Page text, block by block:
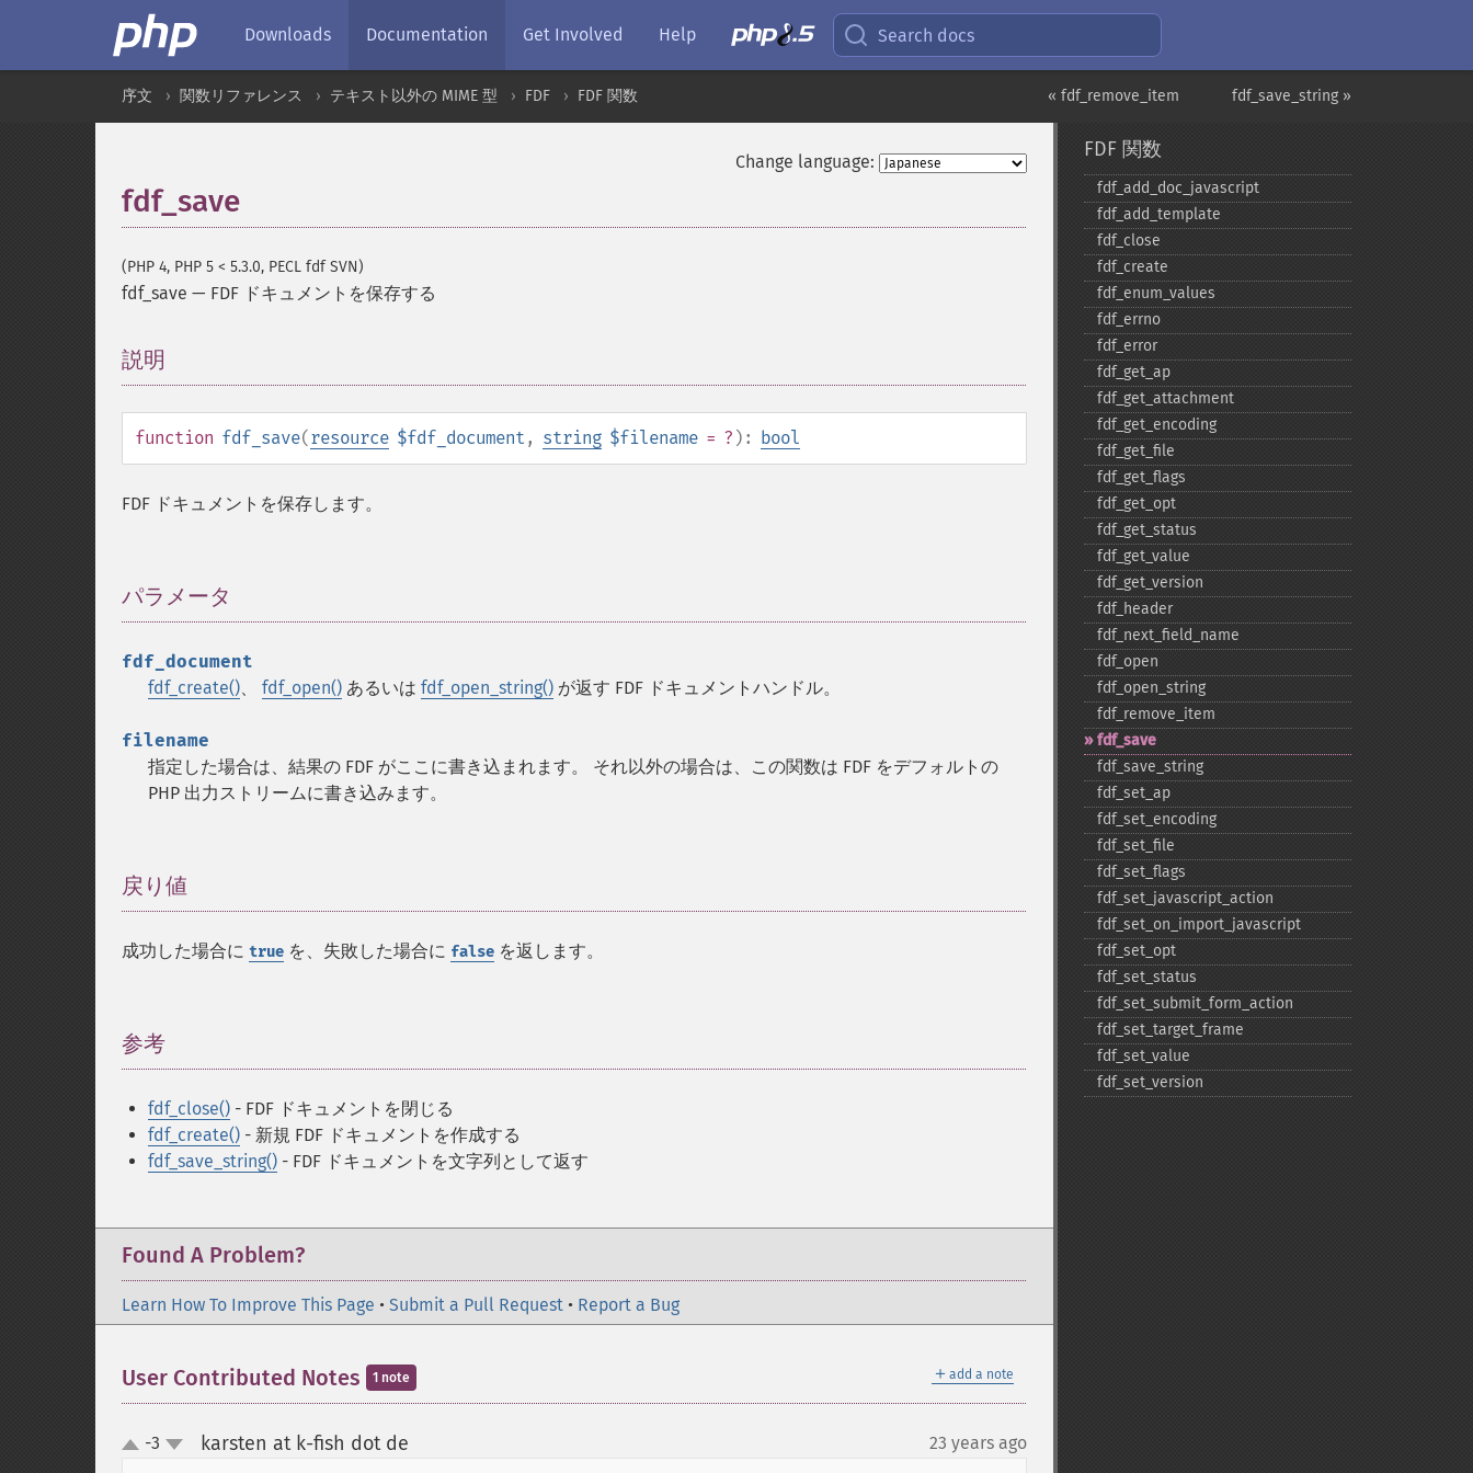
Downloads Documentation Get Involved Help Search docs
fdf_save_string »
« fdf_remove_item
序文 関数リファレンス テキスト以外の MIME 型 FDF FDF 関数
Change language:
fdf_save
(PHP 4, PHP 5 < 5.3.0, PECL fdf SVN)
fdf_save — FDF ドキュメントを保存する
説明
function fdf_save(resource $fdf_document , string $filename = ? ): bool
FDF ドキュメントを保存します。
パラメータ
fdf_document
fdf_create()、 fdf_open() あるいは fdf_open_string() が返す FDF ドキュメントハンドル。
filename
指定した場合は、結果の FDF がここに書き込まれます。 それ以外の場合は、この関数は FDF をデフォルトの
PHP 出力ストリームに書き込みます。
戻り値
成功した場合に true を、失敗した場合に false を返します。
参考
fdf_close() - FDF ドキュメントを閉じる
fdf_create() - 新規 FDF ドキュメントを作成する
fdf_save_string() - FDF ドキュメントを文字列として返す
Found A Problem?
Learn How To Improve This Page • Submit a Pull Request • Report a Bug
＋ add a note
User Contributed Notes 1 note
up-3 karsten at k-fish dot de 23 years ago
FDF 関数
fdf_​add_​doc_​javascript
fdf_​add_​template
fdf_​close
fdf_​create
fdf_​enum_​values
fdf_​errno
fdf_​error
fdf_​get_​ap
fdf_​get_​attachment
fdf_​get_​encoding
fdf_​get_​file
fdf_​get_​flags
fdf_​get_​opt
fdf_​get_​status
fdf_​get_​value
fdf_​get_​version
fdf_​header
fdf_​next_​field_​name
fdf_​open
fdf_​open_​string
fdf_​remove_​item
fdf_​save
fdf_​save_​string
fdf_​set_​ap
fdf_​set_​encoding
fdf_​set_​file
fdf_​set_​flags
fdf_​set_​javascript_​action
fdf_​set_​on_​import_​javascript
fdf_​set_​opt
fdf_​set_​status
fdf_​set_​submit_​form_​action
fdf_​set_​target_​frame
fdf_​set_​value
fdf_​set_​version